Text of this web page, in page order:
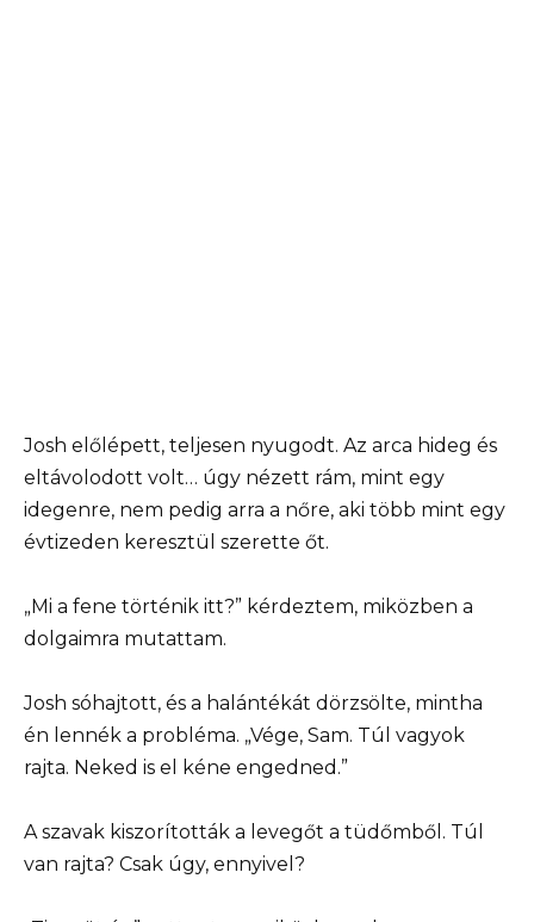
Josh előlépett, teljesen nyugodt. Az arca hideg és
eltávolodott volt… úgy nézett rám, mint egy
idegenre, nem pedig arra a nőre, aki több mint egy
évtizeden keresztül szerette őt.
„Mi a fene történik itt?” kérdeztem, miközben a
dolgaimra mutattam.
Josh sóhajtott, és a halántékát dörzsölte, mintha
én lennék a probléma. „Vége, Sam. Túl vagyok
rajta. Neked is el kéne engedned.”
A szavak kiszorították a levegőt a tüdőmből. Túl
van rajta? Csak úgy, ennyivel?